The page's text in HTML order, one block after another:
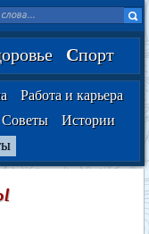
Спорт
Работа и карьера
Советы
Истории